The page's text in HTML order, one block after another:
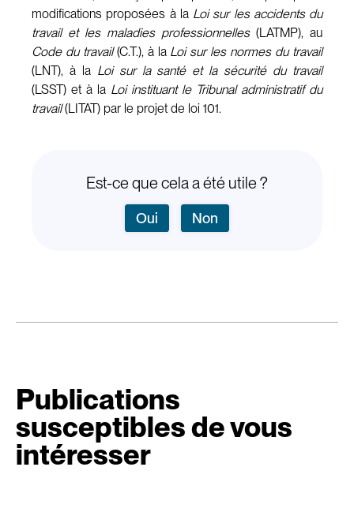
modifications proposées à la Loi sur les accidents du
travail et les maladies professionnelles(LATMP), au
Code du travail(C.T.), à la Loi sur les normes du travail
(LNT), à la Loi sur la santé et la sécurité du travail
(LSST) et à la Loi instituant le Tribunal administratif du
travail(LITAT) par le projet de loi 101.
Est-ce que cela a été utile ?
Oui Non
Publications
susceptibles de vous
intéresser